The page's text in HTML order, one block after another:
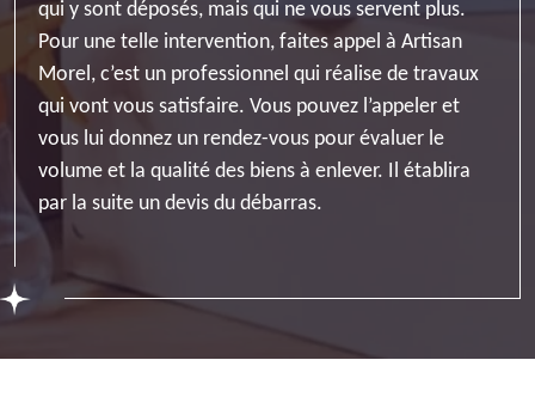
qui y sont déposés, mais qui ne vous servent plus.
Pour une telle intervention, faites appel à Artisan
Morel, c’est un professionnel qui réalise de travaux
qui vont vous satisfaire. Vous pouvez l’appeler et
vous lui donnez un rendez-vous pour évaluer le
volume et la qualité des biens à enlever. Il établira
par la suite un devis du débarras.